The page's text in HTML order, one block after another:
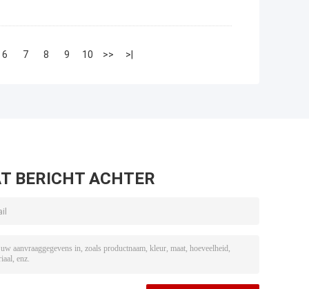
6 7 8 9 10 >> >|
BERICHT ACHTER